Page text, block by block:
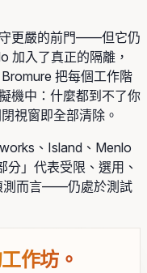
更嚴的前門——但它仍
加入了真正的隔離，
把每個工作階
機中：什麼都到不了你
視窗即全部清除。
、Island、Menlo
」代表受限、選用、
測而言——仍處於測試
作坊。